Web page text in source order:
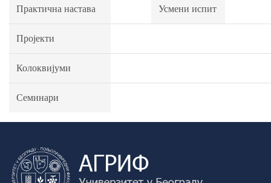
Практична настава Усмени испит
Пројекти
Колоквијуми
Семинари